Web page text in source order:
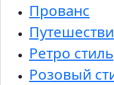
Прованс
Ретро стиль
Розовый